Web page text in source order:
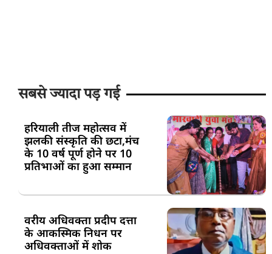
सबसे ज्यादा पड़ गई
हरियाली तीज महोत्सव में
झलकी संस्कृति की छटा,मंच
के 10 वर्ष पूर्ण होने पर 10
प्रतिभाओं का हुआ सम्मान
वरीय अधिवक्ता प्रदीप दत्ता
के आकस्मिक निधन पर
अधिवक्ताओं में शोक